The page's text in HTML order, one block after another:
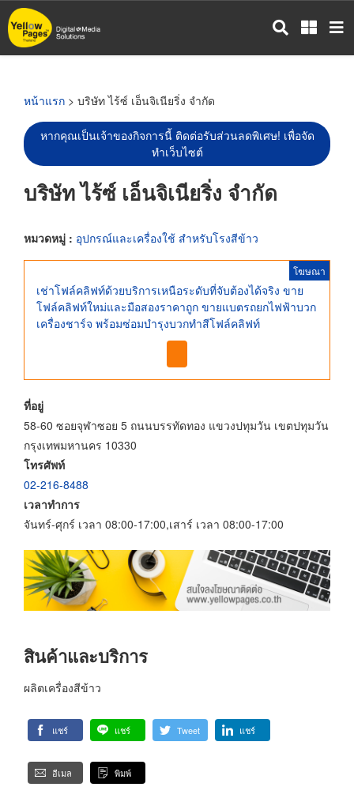
ข้าม
ไป
หน้าแรก > บริษัท ไร้ซ์ เอ็นจิเนียริ่ง จำกัด
หากคุณเป็นเจ้าของกิจการนี้ ติดต่อรับส่วนลดพิเศษ! เพื่อจัด
ทำเว็บไซต์
บริษัท ไร้ซ์ เอ็นจิเนียริ่ง จำกัด
หมวดหมู่ : อุปกรณ์และเครื่องใช้ สำหรับโรงสีข้าว
โฆษณา
เช่าโฟล์คลิฟท์ด้วยบริการเหนือระดับที่จับต้องได้จริง ขาย
โฟล์คลิฟท์ใหม่และมือสองราคาถูก ขายแบตรถยกไฟฟ้าบวก
เครื่องชาร์จ พร้อมซ่อมบำรุงบวกทำสีโฟล์คลิฟท์
ที่อยู่
58-60 ซอยจุฬาซอย 5 ถนนบรรทัดทอง แขวงปทุมวัน เขตปทุมวัน
กรุงเทพมหานคร 10330
โทรศัพท์
02-216-8488
เวลาทำการ
จันทร์-ศุกร์ เวลา 08:00-17:00,เสาร์ เวลา 08:00-17:00
สินค้าและบริการ
ผลิตเครื่องสีข้าว
แชร์ แชร์ Tweet แชร์
อีเมล พิมพ์